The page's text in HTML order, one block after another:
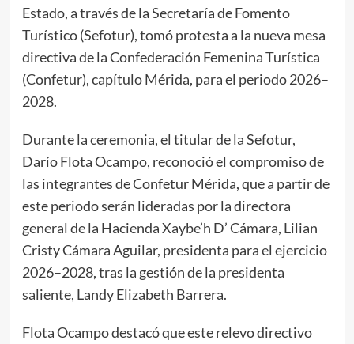
Estado, a través de la Secretaría de Fomento
Turístico (Sefotur), tomó protesta a la nueva mesa
directiva de la Confederación Femenina Turística
(Confetur), capítulo Mérida, para el periodo 2026–
2028.
Durante la ceremonia, el titular de la Sefotur,
Darío Flota Ocampo, reconoció el compromiso de
las integrantes de Confetur Mérida, que a partir de
este periodo serán lideradas por la directora
general de la Hacienda Xaybe’h D’ Cámara, Lilian
Cristy Cámara Aguilar, presidenta para el ejercicio
2026–2028, tras la gestión de la presidenta
saliente, Landy Elizabeth Barrera.
Flota Ocampo destacó que este relevo directivo